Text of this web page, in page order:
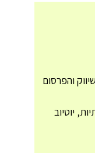
והפרסום
יוטיוב